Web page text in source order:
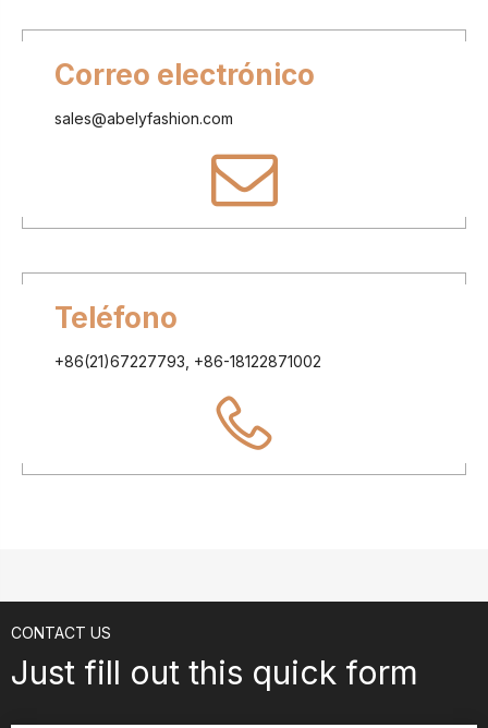
Correo electrónico
sales@abelyfashion.com
Teléfono
+86(21)67227793, +86-18122871002
CONTACT US
Just fill out this quick form